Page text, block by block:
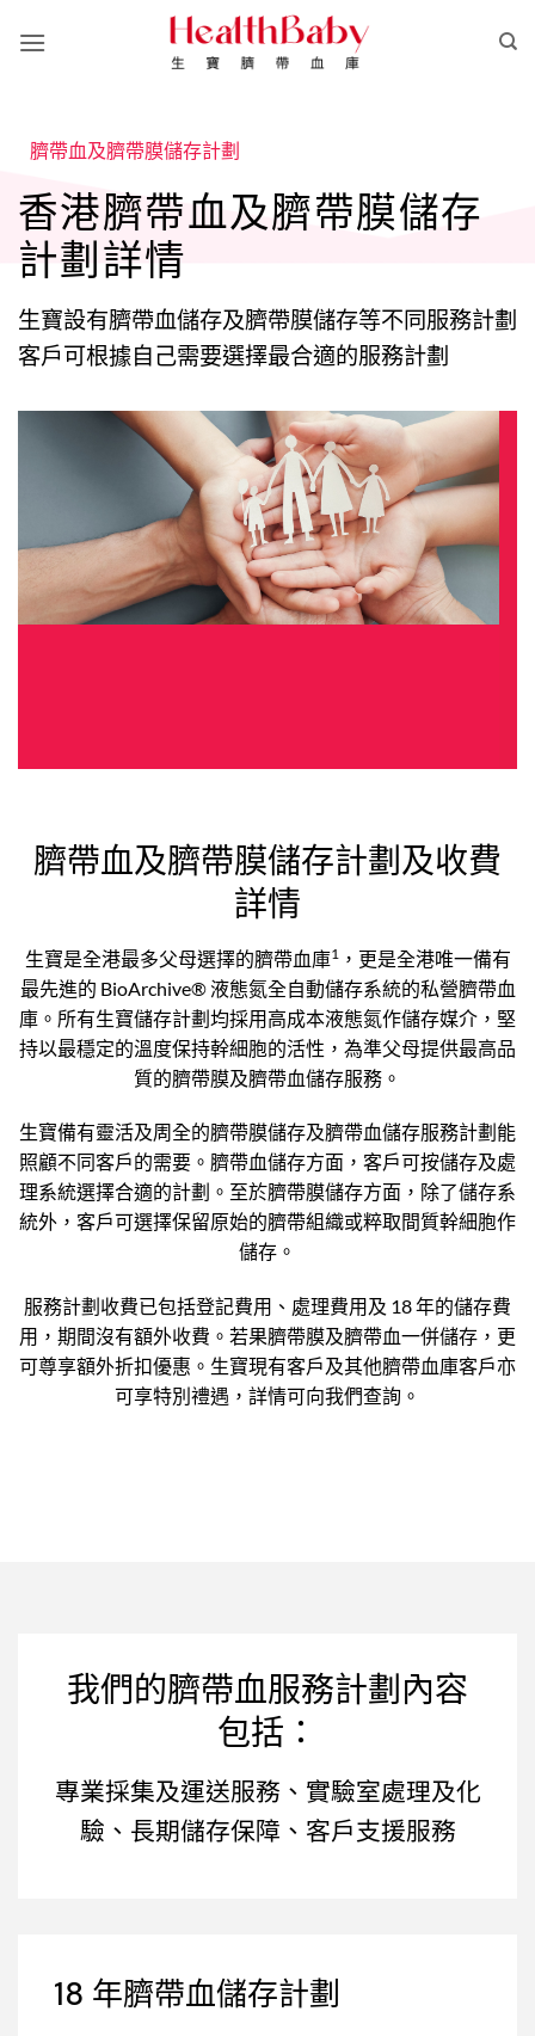
臍帶血及臍帶膜儲存計劃
香港臍帶血及臍帶膜儲存
計劃詳情
生寶設有臍帶血儲存及臍帶膜儲存等不同服務計劃
客戶可根據自己需要選擇最合適的服務計劃
臍帶血及臍帶膜儲存計劃及收費
詳情
生寶是全港最多父母選擇的臍帶血庫1，更是全港唯一備有
最先進的 BioArchive® 液態氮全自動儲存系統的私營臍帶血
庫。所有生寶儲存計劃均採用高成本液態氮作儲存媒介，堅
持以最穩定的溫度保持幹細胞的活性，為準父母提供最高品
質的臍帶膜及臍帶血儲存服務。
生寶備有靈活及周全的臍帶膜儲存及臍帶血儲存服務計劃能
照顧不同客戶的需要。臍帶血儲存方面，客戶可按儲存及處
理系統選擇合適的計劃。至於臍帶膜儲存方面，除了儲存系
統外，客戶可選擇保留原始的臍帶組織或粹取間質幹細胞作
儲存。
服務計劃收費已包括登記費用、處理費用及 18 年的儲存費
用，期間沒有額外收費。若果臍帶膜及臍帶血一併儲存，更
可尊享額外折扣優惠。生寶現有客戶及其他臍帶血庫客戶亦
可享特別禮遇，詳情可向我們查詢。
我們的臍帶血服務計劃內容
包括：
專業採集及運送服務、實驗室處理及化
驗、長期儲存保障、客戶支援服務
18 年臍帶血儲存計劃